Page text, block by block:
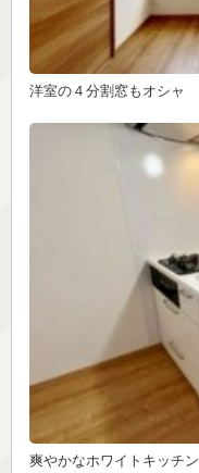
洋室の４分割窓もオシャ
爽やかなホワイトキッチン